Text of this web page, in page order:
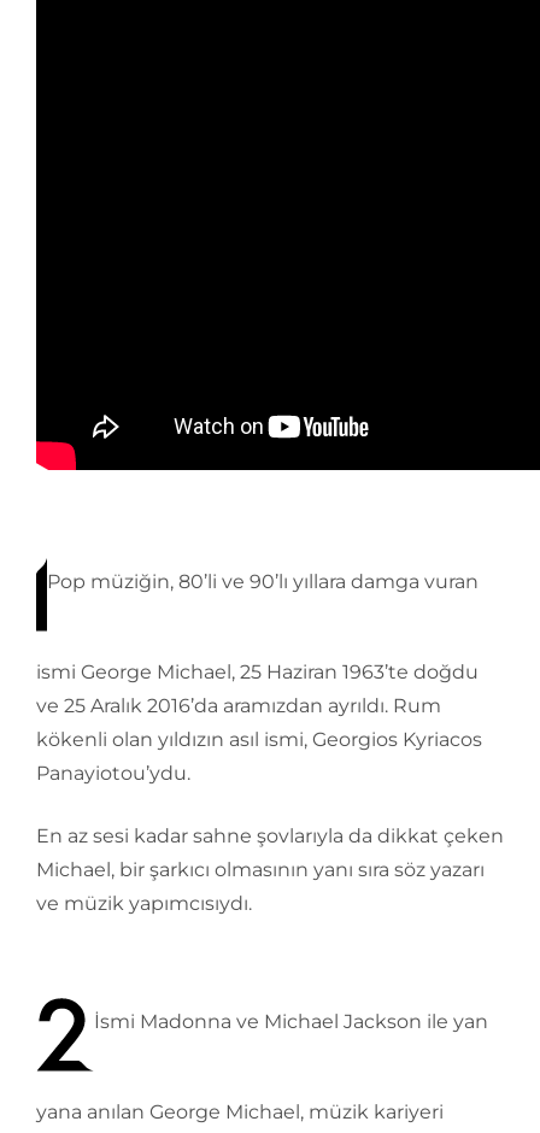
Pop müziğin, 80’li ve 90’lı yıllara damga vuran
ismi George Michael, 25 Haziran 1963’te doğdu
ve 25 Aralık 2016’da aramızdan ayrıldı. Rum
kökenli olan yıldızın asıl ismi, Georgios Kyriacos
Panayiotou’ydu.
En az sesi kadar sahne şovlarıyla da dikkat çeken
Michael, bir şarkıcı olmasının yanı sıra söz yazarı
ve müzik yapımcısıydı.
İsmi Madonna ve Michael Jackson ile yan
yana anılan George Michael, müzik kariyeri